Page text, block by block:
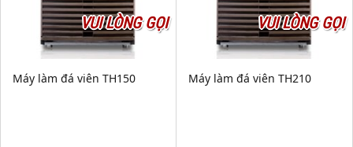
VUI LÒNG GỌI
Máy làm đá viên TH150
VUI LÒNG GỌI
Máy làm đá viên TH210